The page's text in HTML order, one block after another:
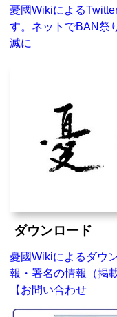
憂國Wikiによる
す。ネットでBAN祭
滅に
ダウンロード
憂國Wikiによるダウ
報・署名の情報（掲
【お問い合わせ